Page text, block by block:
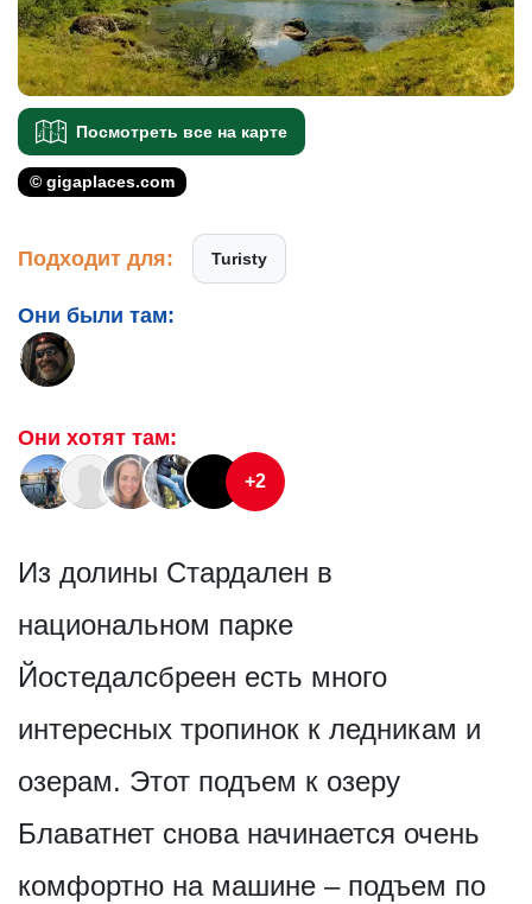
Посмотреть все на карте
© gigaplaces.com
Подходит для: Turisty
Они были там:
Они хотят там:
+2
Из долины Стардален в
национальном парке
Йостедалсбреен есть много
интересных тропинок к ледникам и
озерам. Этот подъем к озеру
Блаватнет снова начинается очень
комфортно на машине – подъем по